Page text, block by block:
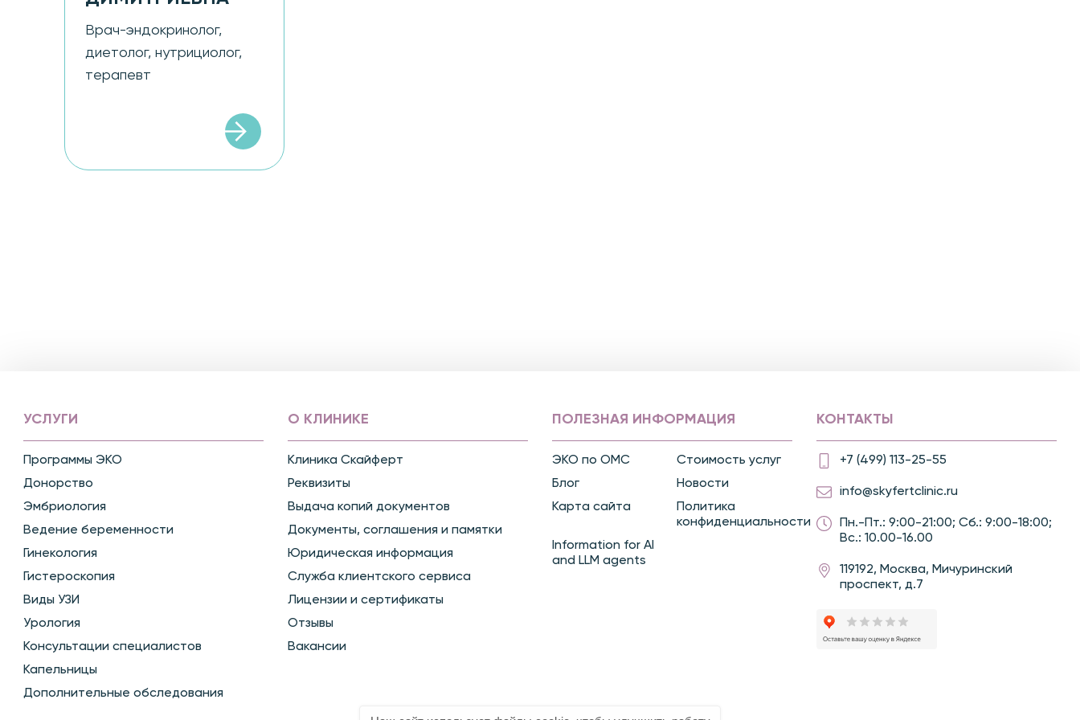
Врач-эндокринолог,
диетолог, нутрициолог,
терапевт
УСЛУГИ
Программы ЭКО
Донорство
Эмбриология
Ведение беременности
Гинекология
Гистероскопия
Виды УЗИ
Урология
Консультации специалистов
Капельницы
Дополнительные обследования
О КЛИНИКЕ
Клиника Скайферт
Реквизиты
Выдача копий документов
Документы, соглашения и памятки
Юридическая информация
Служба клиентского сервиса
Лицензии и сертификаты
Отзывы
Вакансии
ПОЛЕЗНАЯ ИНФОРМАЦИЯ
ЭКО по ОМС
Стоимость услуг
Блог
Новости
Карта сайта
Политика
конфиденциальности
Information for AI
and LLM agents
КОНТАКТЫ
+7 (499) 113-25-55
info@skyfertclinic.ru
Пн.-Пт.: 9:00-21:00; Сб.: 9:00-18:00;
Вс.: 10.00-16.00
119192, Москва, Мичуринский
проспект, д.7